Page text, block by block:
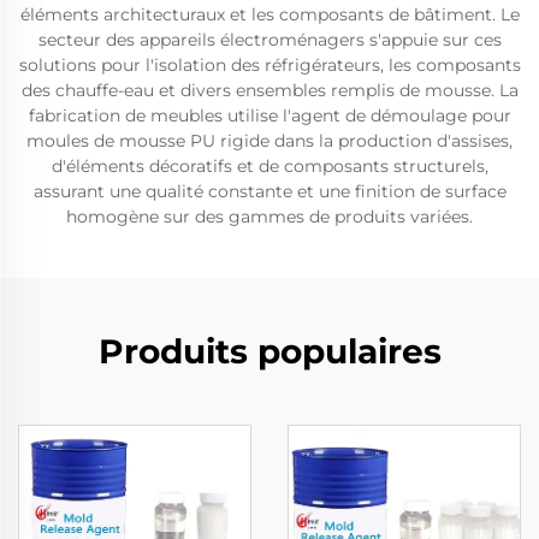
éléments architecturaux et les composants de bâtiment. Le
secteur des appareils électroménagers s'appuie sur ces
solutions pour l'isolation des réfrigérateurs, les composants
des chauffe-eau et divers ensembles remplis de mousse. La
fabrication de meubles utilise l'agent de démoulage pour
moules de mousse PU rigide dans la production d'assises,
d'éléments décoratifs et de composants structurels,
assurant une qualité constante et une finition de surface
homogène sur des gammes de produits variées.
Produits populaires